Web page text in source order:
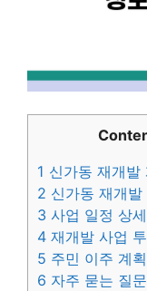
1 신가동 재개발
2 신가동 재개발
3 사업 일정 상
4 재개발 사업
5 주민 이주 계
6 자주 묻는 질문